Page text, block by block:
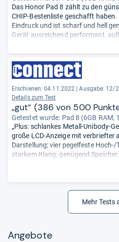
Das Honor Pad 8 zählt zu den
CHIP-Bestenliste geschafft
Eindruck und ist scharf und hell
Gerät ausreichend performant,
ist der knappe Speicher, der sich
lässt. Der Akku hält rund zehn
durch.- Zusammengefasst durch
Erschienen: 04.11.2022 | Ausgabe: 12/
Details zum Test
„gut“ (386 von 500
Getestet wurde: Pad 8 (6GB RAM,
„Plus: schlankes Metall-Unibody-
große LCD-Anzeige mit verbriefter
Darstellung; vier pegelfeste
starkem Klang; genügend
Funktionsangebot inklusive E-
Minus: etwas geringe Pixeldichte;
Prozessorleistung; keine
Mehr Tests
Angebote